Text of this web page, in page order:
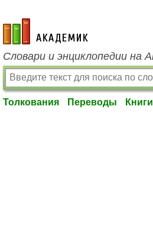
academic.ru
Словари и энциклопедии на
Толкования Переводы Книги